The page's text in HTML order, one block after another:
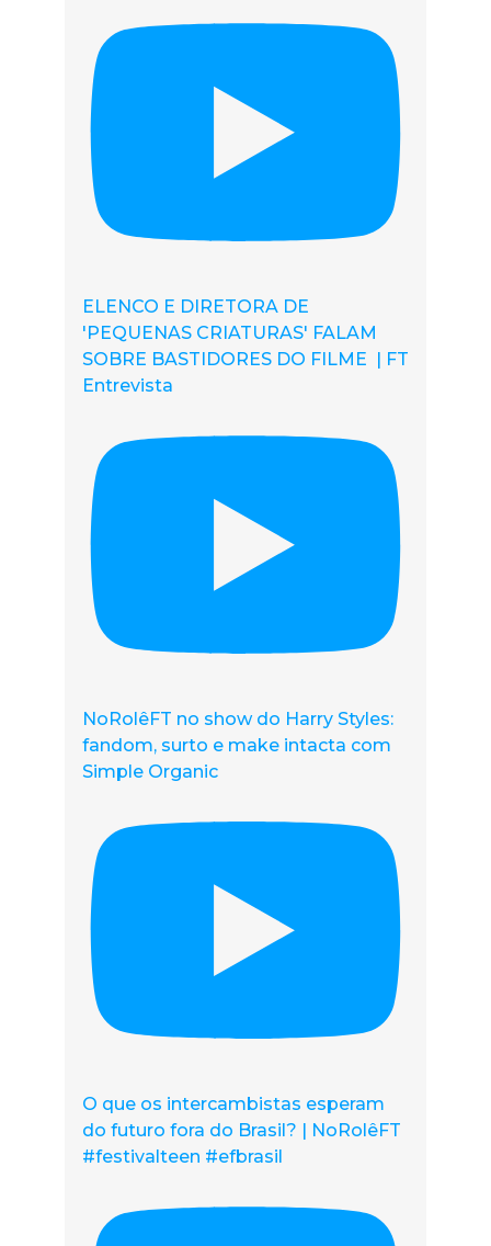
ELENCO E DIRETORA DE
'PEQUENAS CRIATURAS' FALAM
SOBRE BASTIDORES DO FILME | FT
Entrevista
NoRolêFT no show do Harry Styles:
fandom, surto e make intacta com
Simple Organic
O que os intercambistas esperam
do futuro fora do Brasil? | NoRolêFT
#festivalteen #efbrasil